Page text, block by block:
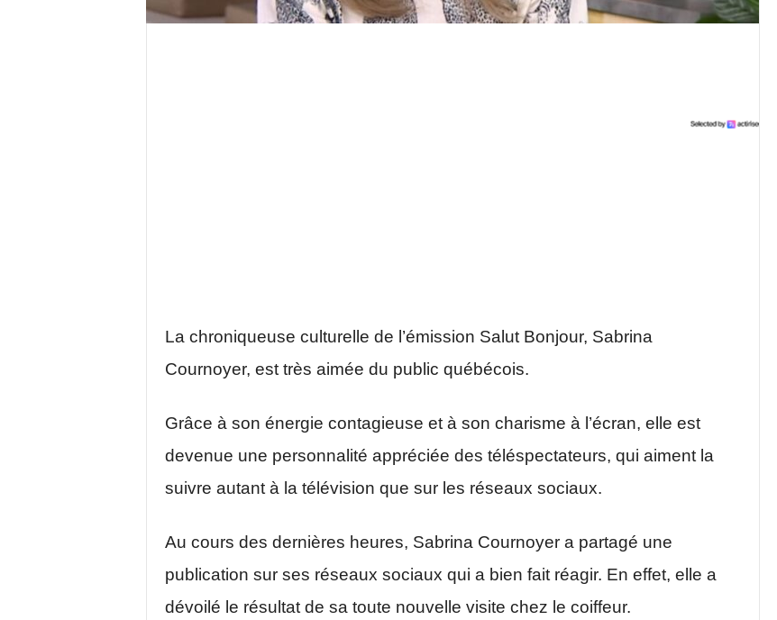
La chroniqueuse culturelle de l’émission Salut Bonjour, Sabrina
Cournoyer, est très aimée du public québécois.
Grâce à son énergie contagieuse et à son charisme à l’écran, elle est
devenue une personnalité appréciée des téléspectateurs, qui aiment la
suivre autant à la télévision que sur les réseaux sociaux.
Au cours des dernières heures, Sabrina Cournoyera partagé une
publication sur ses réseaux sociaux qui a bien fait réagir. En effet, elle a
dévoilé le résultat de sa toute nouvelle visite chez le coiffeur.